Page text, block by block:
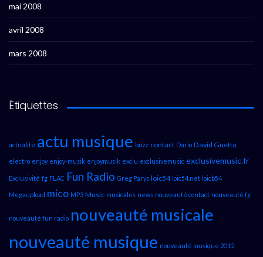
mai 2008
avril 2008
mars 2008
Étiquettes
actualité actu musique buzz contact Dario David Guetta
electro enjoy enjoy-musik enjoymusik exclu exclusivemusic exclusivemusic.fr
Exclusivité fg FLAC Fun Radio Greg Parys loic54 loic54.net loicb54
Megaupload mico MP3 Music musicales news nouveauté contact nouveauté fg
nouveauté fun radio nouveauté musicale
nouveauté musique nouveauté musique 2012